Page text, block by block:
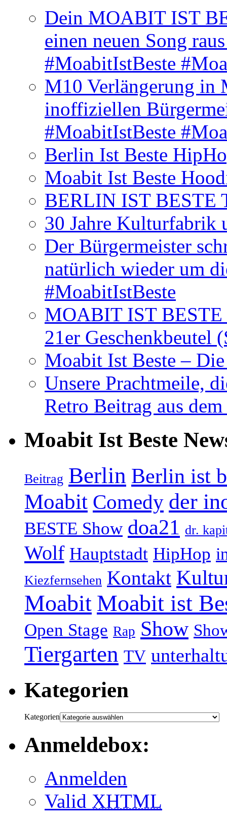
Dein MOABIT IST
einen neuen Song
#MoabitIstBeste
M10 Verlängerung in
inoffiziellen
#MoabitIstBeste
Berlin Ist Beste
Moabit Ist Beste
BERLIN IST BESTE
30 Jahre Kulturfabrik
Der Bürgermeister
natürlich wieder um
#MoabitIstBeste
MOABIT IST BESTE
21er Geschenkbeutel
Moabit Ist Beste –
Unsere Prachtmeile,
Retro Beitrag aus
Moabit Ist Beste
Beitrag Berlin Berlin ist
Moabit Comedy der
BESTE Show doa21 dr.
Wolf Hauptstadt HipHop
Kiezfernsehen Kontakt
Moabit Moabit ist
Open Stage Rap Show
Tiergarten TV
Kategorien
Kategorien
Anmeldebox:
Anmelden
Valid XHTML